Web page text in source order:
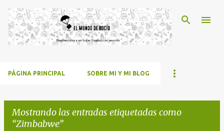
Ir al contenido principal
PÁGINA PRINCIPAL SOBRE MI Y MI BLOG
Mostrando las entradas etiquetadas como
Zimbabwe